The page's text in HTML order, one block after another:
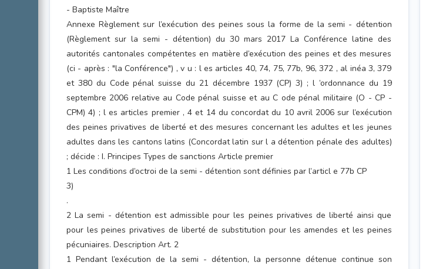
- Baptiste Maître
Annexe Règlement sur l’exécution des peines sous la forme de la semi - détention
(Règlement sur la semi - détention) du 30 mars 2017 La Conférence latine des
autorités cantonales compétentes en matière d’exécution des peines et des mesures
(ci - après : "la Conférence") , v u : l es articles 40, 74, 75, 77b, 96, 372 , al inéa 3, 379
et 380 du Code pénal suisse du 21 décembre 1937 (CP) 3) ; l ’ordonnance du 19
septembre 2006 relative au Code pénal suisse et au C ode pénal militaire (O - CP -
CPM) 4) ; l es articles premier , 4 et 14 du concordat du 10 avril 2006 sur l’exécution
des peines privatives de liberté et des mesures concernant les adultes et les jeunes
adultes dans les cantons latins (Concordat latin sur l a détention pénale des adultes)
; décide : I. Principes Types de sanctions Article premier
1 Les conditions d’octroi de la semi - détention sont définies par l’articl e 77b CP
3)
.
2 La semi - détention est admissible pour les peines privatives de liberté ainsi que
pour les peines privatives de liberté de substitution pour les amendes et les peines
pécuniaires. Description Art. 2
1 Pendant l’exécution de la semi - détention, la personne détenue continue son